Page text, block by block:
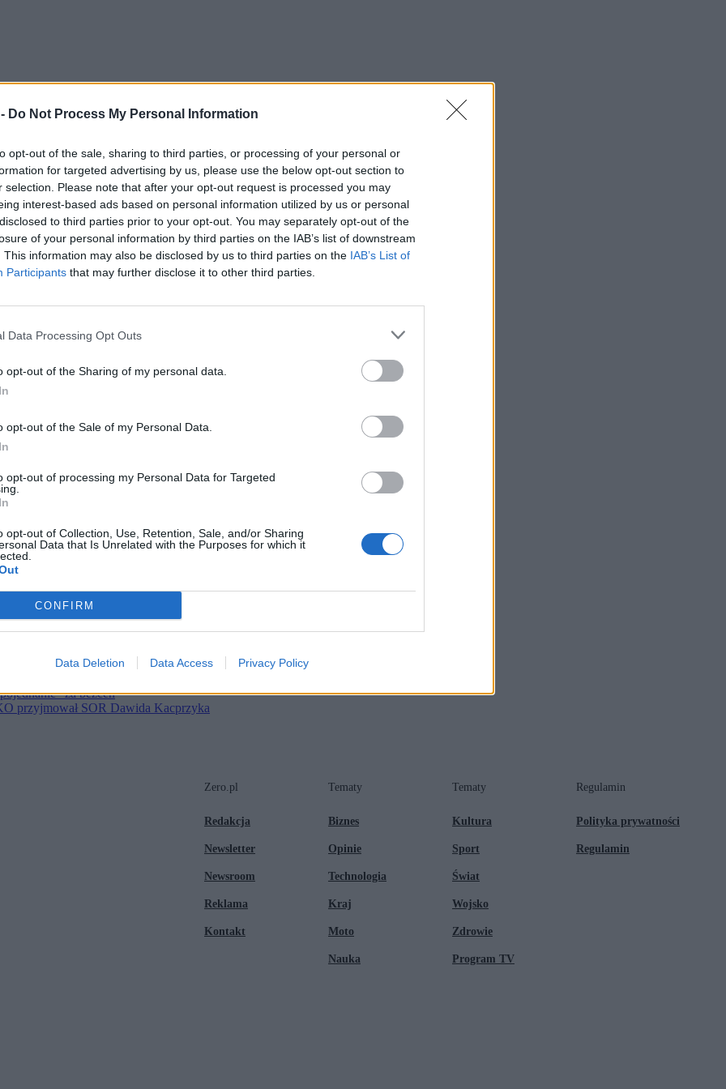
Do Not Process My Personal Information
opt-out of the sale, sharing to third parties, or processing of your personal or
for targeted advertising by us, please use the below opt-out section to
selection. Please note that after your opt-out request is processed you may
interest-based ads based on personal information utilized by us or personal
to third parties prior to your opt-out. You may separately opt-out of the
of your personal information by third parties on the IAB’s list of downstream
This information may also be disclosed by us to third parties on the IAB’s List of
Participants that may further disclose it to other third parties.
Data Processing Opt Outs
opt-out of the Sharing of my personal data.
opt-out of the Sale of my Personal Data.
opt-out of processing my Personal Data for Targeted
opt-out of Collection, Use, Retention, Sale, and/or Sharing
Data that Is Unrelated with the Purposes for which it
CONFIRM
Data Deletion Data Access Privacy Policy
pierścień Jagiellonów
z Teheranem
władzy
na mundial
nic”
mam”
z oprogramowaniem?
po mundialowym meczu
przerywają milczenie
Zero.pl
tekstach Zero.pl
słowika, dam mu na imię Patryk”
całego obozu
prywatny SOR
reaguje po tekście Zero.pl
roczny dochód mieszkańca Konga
za bezcen
przyjmował SOR Dawida Kacprzyka
Zero.pl
Redakcja
Newsletter
Newsroom
Reklama
Kontakt
Tematy
Biznes
Opinie
Technologia
Kraj
Moto
Nauka
Tematy
Kultura
Sport
Świat
Wojsko
Zdrowie
Program TV
Regulamin
Polityka prywatności
Regulamin